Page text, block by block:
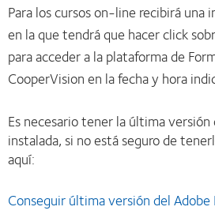
Para los cursos on-line recibirá
en la que tendrá que hacer click
para acceder a la plataforma de
CooperVision en la fecha y hora
Es necesario tener la última versión
instalada, si no está seguro de
aquí:
Conseguir última versión del Adobe